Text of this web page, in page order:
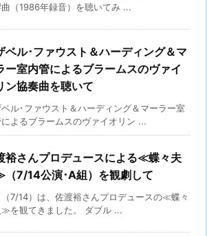
（1986年録音）を聴いてみ ...
ベル･ファウスト＆ハーディング＆マ
ー室内管によるブラームスのヴァイ
ン協奏曲を聴いて
ル･ファウスト＆ハーディング＆マーラー室
によるブラームスのヴァイオリン ...
裕さんプロデュースによる≪蝶々夫
（7/14公演･A組）を観劇して
7/14）は、佐渡裕さんプロデュースの≪蝶々
≫を観てきました。 ダブル ...